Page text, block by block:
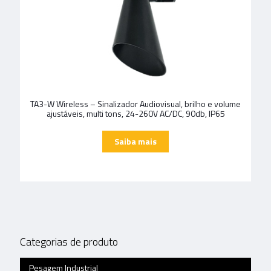
TA3-W Wireless – Sinalizador Audiovisual, brilho e volume
ajustáveis, multi tons, 24-260V AC/DC, 90db, IP65
Categorias de produto
Pesagem Industrial